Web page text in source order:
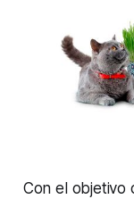
Con el objetivo